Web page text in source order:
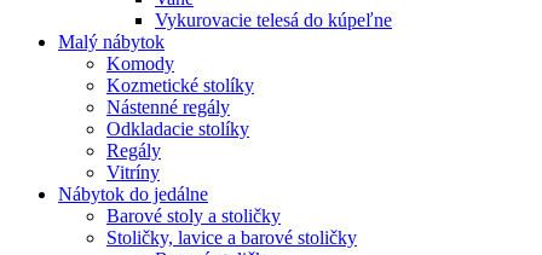
Vykurovacie telesá do kúpeľne
Malý nábytok
Komody
Kozmetické stolíky
Nástenné regály
Odkladacie stolíky
Regály
Vitríny
Nábytok do jedálne
Barové stoly a stoličky
Stoličky, lavice a barové stoličky